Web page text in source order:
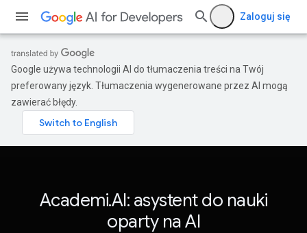
Zaloguj się
Google używa technologii AI do tłumaczenia treści na Twój
preferowany język. Tłumaczenia wygenerowane przez AI mogą
zawierać błędy.
Academi.AI: asystent do nauki
oparty na AI